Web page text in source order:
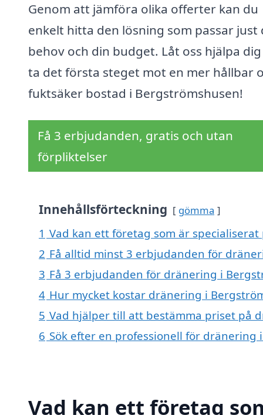
Genom att jämföra olika offerter kan du
enkelt hitta den lösning som passar just
behov och din budget. Låt oss hjälpa
ta det första steget mot en mer hållbar
fuktsäker bostad i Bergströmshusen!
Få 3 erbjudanden, gratis och utan
förpliktelser
Innehållsförteckning gömma
1 Vad kan ett företag som är
2 Få alltid minst 3 erbjudanden för
3 Få 3 erbjudanden för dränering i
4 Hur mycket kostar dränering i
5 Vad hjälper till att bestämma priset på
6 Sök efter en professionell för
Vad kan ett företag